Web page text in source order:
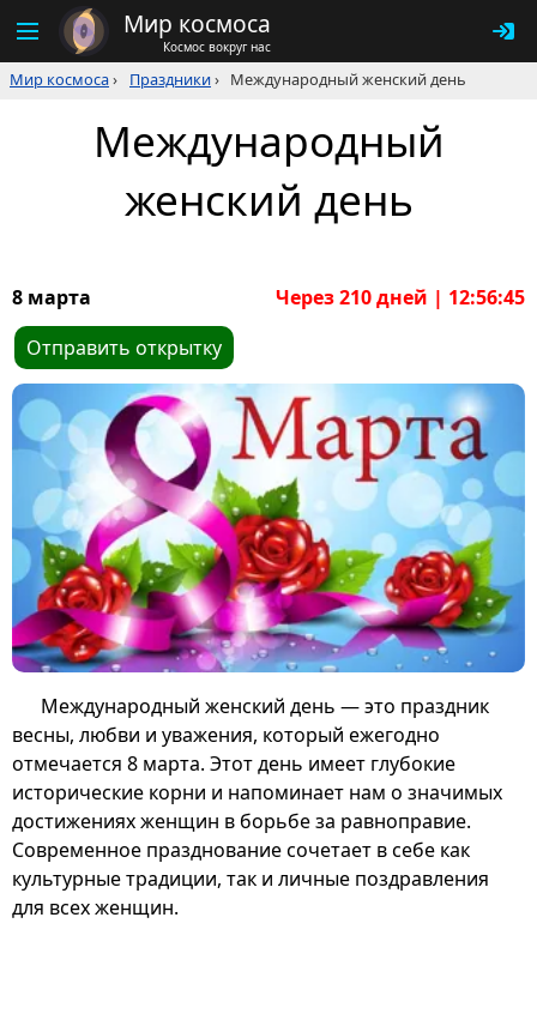
Мир космоса
Космос вокруг нас
Мир космоса› Праздники› Международный женский день
Международный
женский день
8 марта
Через 210 дней | 12:56:45
Отправить открытку
Международный женский день — это праздник
весны, любви и уважения, который ежегодно
отмечается 8 марта. Этот день имеет глубокие
исторические корни и напоминает нам о значимых
достижениях женщин в борьбе за равноправие.
Современное празднование сочетает в себе как
культурные традиции, так и личные поздравления
для всех женщин.